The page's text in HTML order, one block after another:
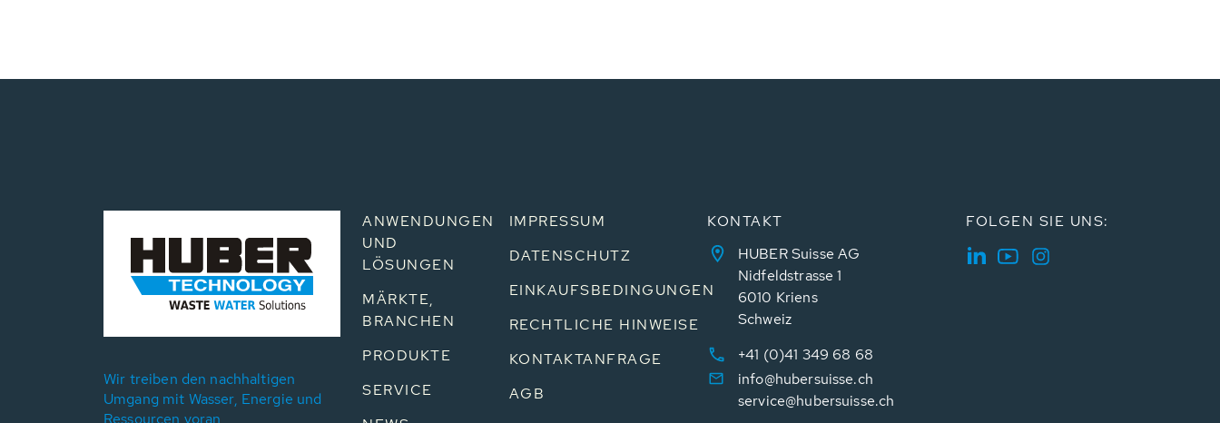
Wir treiben den nachhaltigen
Umgang mit Wasser, Energie und
Ressourcen voran
ANWENDUNGEN
UND
LÖSUNGEN
MÄRKTE,
BRANCHEN
PRODUKTE
SERVICE
IMPRESSUM
DATENSCHUTZ
EINKAUFSBEDINGUNGEN
RECHTLICHE HINWEISE
KONTAKTANFRAGE
AGB
KONTAKT
HUBER Suisse AG
Nidfeldstrasse 1
6010 Kriens
Schweiz
+41 (0)41 349 68 68
info@hubersuisse.ch
service@hubersuisse.ch
FOLGEN SIE UNS: